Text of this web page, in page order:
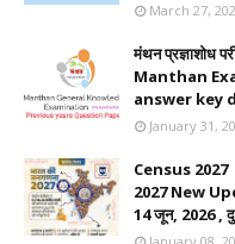
March 27,
मंथन प्रज्ञाशोध
Manthan
answer key
January 31,
Census 2027
2027 New
14 जून, 2026 ,